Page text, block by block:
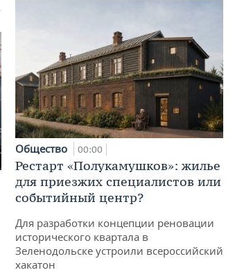
Общество 00:00
Рестарт «Полукамушков»: жилье
для приезжих специалистов или
событийный центр?
Для разработки концепции реновации
исторического квартала в
Зеленодольске устроили всероссийский
хакатон